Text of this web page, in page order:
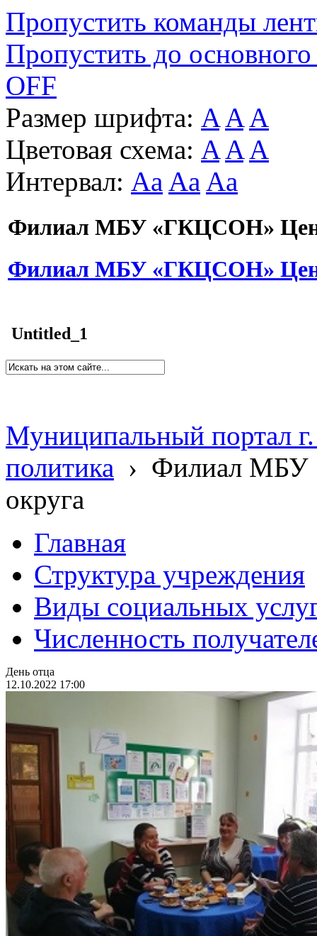
Пропустить команды
Пропустить до основного
OFF
Размер шрифта: A A A
Цветовая схема: A A A
Интервал: Aa Aa Aa
Филиал МБУ «ГКЦСОН»
Филиал МБУ «ГКЦСОН»
Untitled_1
Муниципальный портал
политика › Филиал МБУ
округа
Главная
Структура учреждения
Виды социальных
Численность
День отца
12.10.2022 17:00